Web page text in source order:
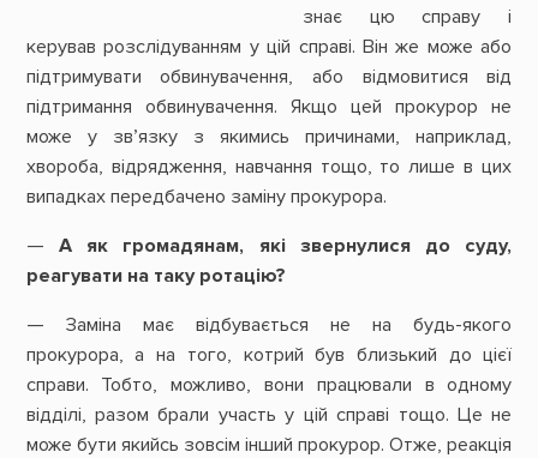
знає цю справу і
керував розслідуванням у цій справі. Він же може або
підтримувати обвинувачення, або відмовитися від
підтримання обвинувачення. Якщо цей прокурор не
може у зв’язку з якимись причинами, наприклад,
хвороба, відрядження, навчання тощо, то лише в цих
випадках передбачено заміну прокурора.
— А як громадянам, які звернулися до суду,
реагувати на таку ротацію?
— Заміна має відбувається не на будь-якого
прокурора, а на того, котрий був близький до цієї
справи. Тобто, можливо, вони працювали в одному
відділі, разом брали участь у цій справі тощо. Це не
може бути якийсь зовсім інший прокурор. Отже, реакція